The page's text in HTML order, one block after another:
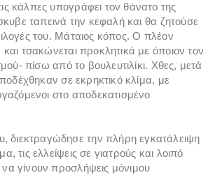
κάλπες υπογράφει τον θάνατο της
ταπεινά την κεφαλή και θα ζητούσε
του. Μάταιος κόπος. Ο πλέον
τσακώνεται προκλητικά με όποιον τον
πίσω από το βουλευτιλίκι. Χθες, μετά
σε εκρηκτικό κλίμα, με
στο αποδεκατισμένο
την πλήρη εγκατάλειψη
τις ελλείψεις σε γιατρούς και λοιπό
γίνουν προσλήψεις μόνιμου